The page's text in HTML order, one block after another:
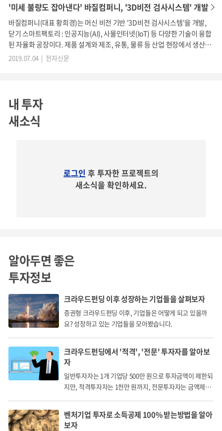
‘제품(인식할 객체)’를 추가할 경우, 각 공급사에게 개별 요청
해야 하기 때문에 시간과 비용이 많이 들어갑니다. 하지만 바
시킬 수 있습니다.
W 개발을 통하여, 외산 SW 기술보다 저렴한 비용에 공급이
가능합니다. 이런 객체를 인식하는 기술 제체를 응용해 재고
및 제품 현황 파악에도 적용이 가능합니다. ex) 제조 현장 내
재고 관리, 창고 관리 등
SW+HW 결합 기술
1) 머신 비전 인식 SW를 로봇과 결합하고, 어플리케이션할
수 있는 기술 보유
'미세 불량도 잡아낸다' 바질컴퍼니, '3D비전 검사시스템' 개발
바질컴퍼니(대표 황희경)는 머신 비전 기반 '3D비전 검사시스템'을 개발,
닫기 스마트팩토리 : 인공지능(AI), 사물인터넷(IoT) 등 다양한 기술이 융합
된 자율화 공장이다. 제품 설계와 제조, 유통, 물류 등 산업 현장에서 생산성
향상에 초점을 맞췄다. 기계, 로봇, 부품 등이 상호 간 정보 교환으로 제조 활
동을 한다. 상세보기▶ 스마트팩토리를 비롯해 품질 고도화가 필요한 생산
2019.07.04 | 전자신문
내 투자
새소식
로그인 후 투자한 프로젝트의
새소식을 확인하세요.
알아두면 좋은
투자정보
크라우드펀딩 이후 성장하는 기업들을 살펴보자
증권형 크라우드펀딩 이후, 기업들은 어떻게 되고 있을까
요? 성장하고 있는 기업들을 모아봤습니다.
크라우드펀딩에서 '적격', '전문' 투자자를 알아보
자
일반투자자는 1개 기업당 500만 원으로 투자금액이 제한되
지만, 적격투자자는 1천만 원까지, 전문투자자는 금액제한
벤처기업 투자로 소득공제 100% 받는방법을 알아
보자